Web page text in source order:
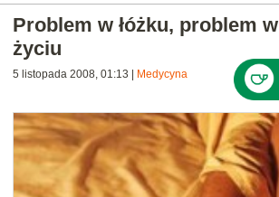
Problem w łóżku, problem w
życiu
5 listopada 2008, 01:13 Medycyna